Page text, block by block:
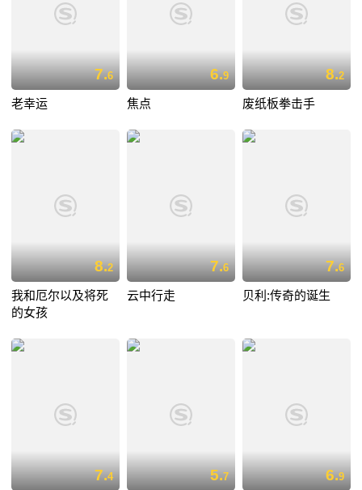
7.6
老幸运
6.9
焦点
8.2
废纸板拳击手
8.2
我和厄尔以及将死
的女孩
7.6
云中行走
7.6
贝利:传奇的诞生
7.4 5.7 6.9